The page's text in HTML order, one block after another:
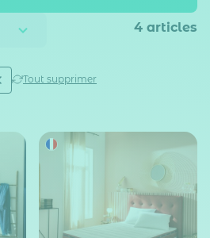
4 articles
Tout supprimer